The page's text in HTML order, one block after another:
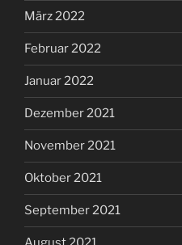
März 2022
Februar 2022
Januar 2022
Dezember 2021
November 2021
Oktober 2021
September 2021